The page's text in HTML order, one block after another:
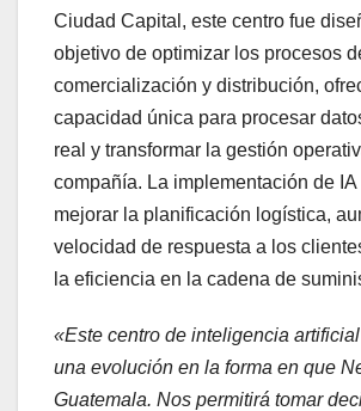
Ciudad Capital, este centro fue
objetivo de optimizar los procesos
comercialización y distribución,
capacidad única para procesar
real y transformar la gestión
compañía. La implementación de IA
mejorar la planificación logística,
velocidad de respuesta a los
la eficiencia en la cadena de
«Este centro de inteligencia
una evolución en la forma en que
Guatemala. Nos permitirá tomar